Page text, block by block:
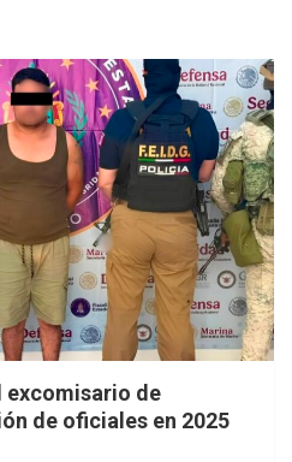
excomisario de
de oficiales en 2025